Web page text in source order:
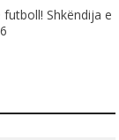
Shkëndija e